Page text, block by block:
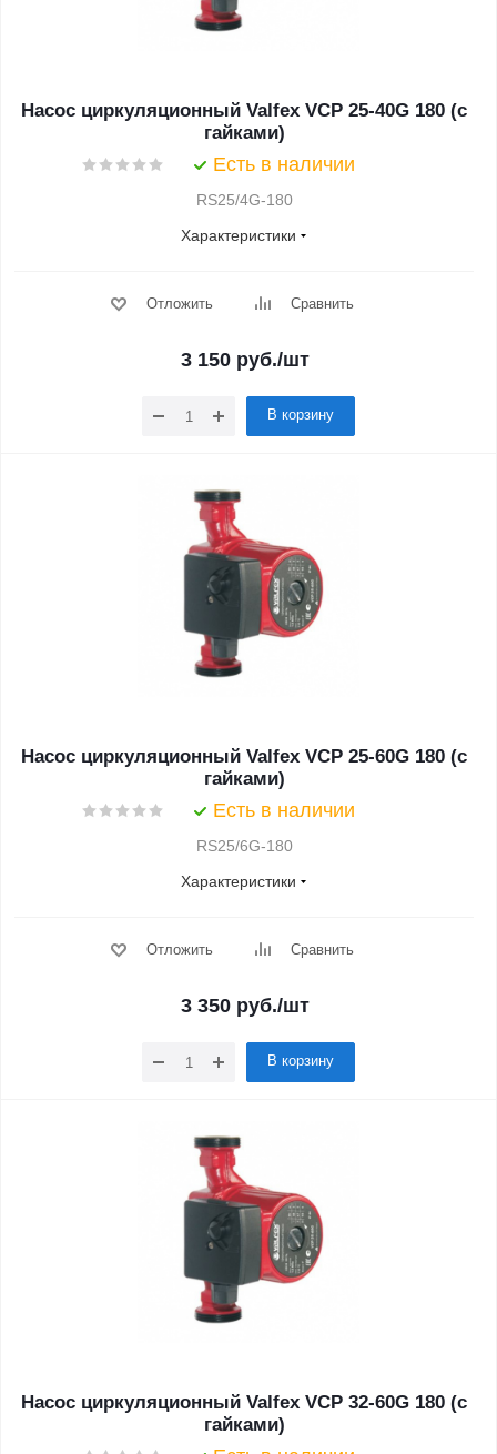
Насос циркуляционный Valfex VCP 25-40G 180 (с
гайками)
Есть в наличии
RS25/4G-180
Характеристики
Отложить Сравнить
3 150руб./шт
В корзину
Насос циркуляционный Valfex VCP 25-60G 180 (с
гайками)
Есть в наличии
RS25/6G-180
Характеристики
Отложить Сравнить
3 350руб./шт
В корзину
Насос циркуляционный Valfex VCP 32-60G 180 (с
гайками)